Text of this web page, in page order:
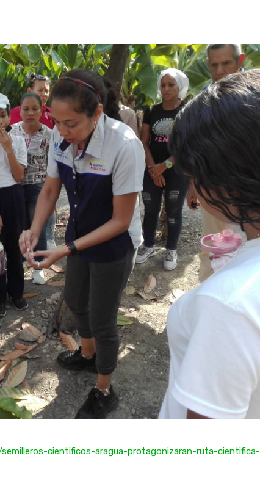
cientificos-aragua-protagonizaran-ruta-cientifica-